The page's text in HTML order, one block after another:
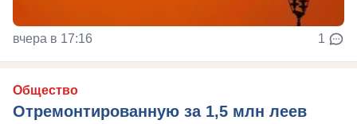
вчера в 17:16 1
Общество
Отремонтированную за 1,5 млн леев